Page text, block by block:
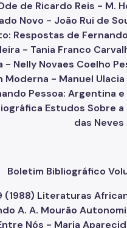
Boletim Bibliográfico